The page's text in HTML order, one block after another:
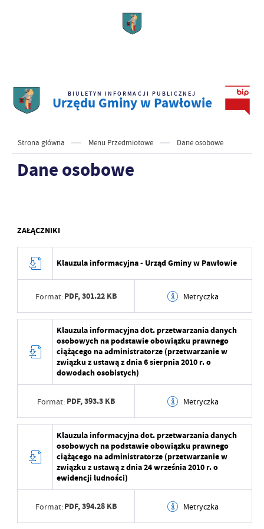
BIULETYN INFORMACJI PUBLICZNEJ
Urzędu Gminy w Pawłowie
Strona główna Menu Przedmiotowe Dane osobowe
Dane osobowe
ZAŁĄCZNIKI
Klauzula informacyjna - Urząd Gminy w Pawłowie
Format:PDF,301.22 KB Metryczka
Wytworzył Piotr Maj
Data opublikowania 2022-09-13 11:04:02
Data ostatniej
aktualizacji
2022-09-13 07:05:38
Ostatnio zaktualizował Piotr Maj
Klauzula informacyjna dot. przetwarzania danych
osobowych na podstawie obowiązku prawnego
ciążącego na administratorze (przetwarzanie w
związku z ustawą z dnia 6 sierpnia 2010 r. o
dowodach osobistych)
Format: PDF,393.3 KB Metryczka
Wytworzył Piotr Maj
Data opublikowania
Data ostatniej
2022-09-13 07:05:38
Klauzula informacyjna dot. przetwarzania danych
osobowych na podstawie obowiązku prawnego
ciążącego na administratorze (przetwarzanie w
związku z ustawą z dnia 24 września 2010 r. o
ewidencji ludności)
Format:PDF,394.28 KB Metryczka